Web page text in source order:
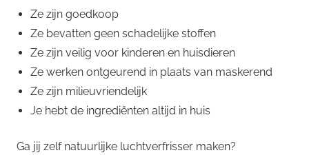
Ze zijn goedkoop
Ze bevatten geen schadelijke stoffen
Ze zijn veilig voor kinderen en huisdieren
Ze werken ontgeurend in plaats van maskerend
Ze zijn milieuvriendelijk
Je hebt de ingrediënten altijd in huis
Ga jij zelf natuurlijke luchtverfrisser maken?